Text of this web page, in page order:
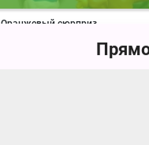
Оранжевый сюрприз